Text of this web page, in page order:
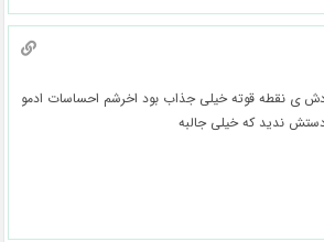
ی نقطه قوته خیلی جذاب بود اخرشم احساسات ادمو
ندید که خیلی جالبه